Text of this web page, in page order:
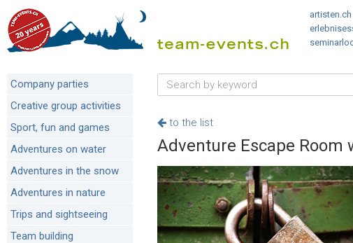
artisten.ch
Company parties
Creative group activities
Sport, fun and games
Adventures on water
Adventures in the snow
Adventures in nature
Trips and sightseeing
Team building
to the list
Adventure Escape Room